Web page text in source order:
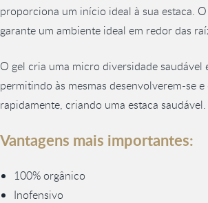
proporciona um início ideal à sua estaca.
garante um ambiente ideal em redor das
O gel cria uma micro diversidade saudável
permitindo às mesmas desenvolverem-se e
rapidamente, criando uma estaca saudável.
Vantagens mais importantes:
100% orgânico
Inofensivo